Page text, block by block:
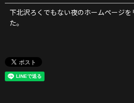
下北沢ろくでもない夜のホームページを
た。